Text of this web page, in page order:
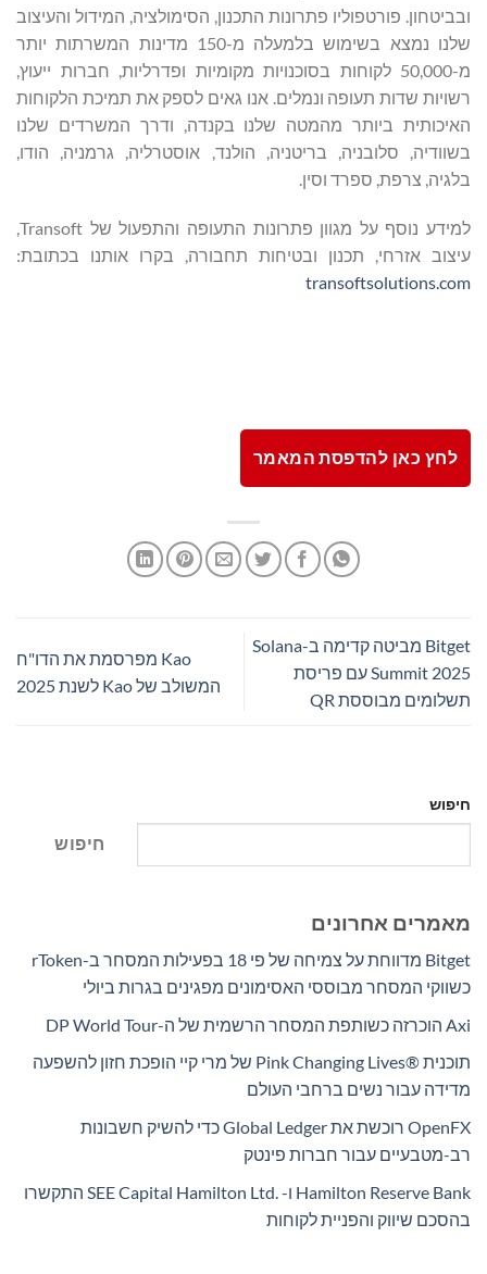
ובביטחון. פורטפוליו פתרונות התכנון, הסימולציה, המידול והעיצוב
שלנו נמצא בשימוש בלמעלה מ-150 מדינות המשרתות יותר
מ-50,000 לקוחות בסוכנויות מקומיות ופדרליות, חברות ייעוץ,
רשויות שדות תעופה ונמלים. אנו גאים לספק את תמיכת הלקוחות
האיכותית ביותר מהמטה שלנו בקנדה, ודרך המשרדים שלנו
בשוודיה, סלובניה, בריטניה, הולנד, אוסטרליה, גרמניה, הודו,
בלגיה, צרפת, ספרד וסין.
למידע נוסף על מגוון פתרונות התעופה והתפעול של Transoft,
עיצוב אזרחי, תכנון ובטיחות תחבורה, בקרו אותנו בכתובת:
transoftsolutions.com
לחץ כאן להדפסת המאמר
Bitget מביטה קדימה ב-Solana
Summit 2025 עם פריסת
תשלומים מבוססת QR
Kao מפרסמת את הדו"ח
המשולב של Kao לשנת 2025
חיפוש
חיפוש
מאמרים אחרונים
Bitget מדווחת על צמיחה של פי 18 בפעילות המסחר ב-rToken
כשווקי המסחר מבוססי האסימונים מפגינים בגרות ביולי
Axi הוכרזה כשותפת המסחר הרשמית של ה-DP World Tour
תוכנית Pink Changing Lives®‎ של מרי קיי הופכת חזון להשפעה
מדידה עבור נשים ברחבי העולם
OpenFX רוכשת את Global Ledger כדי להשיק חשבונות
רב-מטבעיים עבור חברות פינטק
Hamilton Reserve Bank ו- SEE Capital Hamilton Ltd.‎ התקשרו
בהסכם שיווק והפניית לקוחות